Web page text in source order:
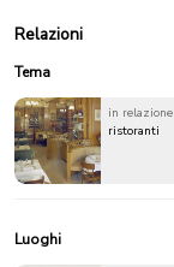
Relazioni
Tema
in relazione
ristoranti
Luoghi